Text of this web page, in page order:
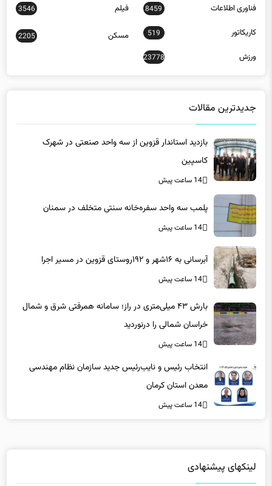
فناوری اطلاعات 8459 فیلم 3546
کاریکاتور 519 مسکن 2205
ورزش 23778
جدیدترین مقالات
بازدید استاندار قزوین از سه واحد صنعتی در شهرک
کاسپین
14 ساعت پیش
پلمب سه واحد سفره‌خانه سنتی متخلف در سمنان
14 ساعت پیش
آبرسانی به ۱۶شهر و ۱۹۲روستای قزوین در مسیر اجرا
14 ساعت پیش
بارش ۴۳ میلی‌متری در راز؛ سامانه همرفتی شرق و شمال
خراسان شمالی را درنوردید
14 ساعت پیش
انتخاب رئیس و نایب‌رئیس جدید سازمان نظام مهندسی
معدن استان کرمان
14 ساعت پیش
لینکهای پیشنهادی